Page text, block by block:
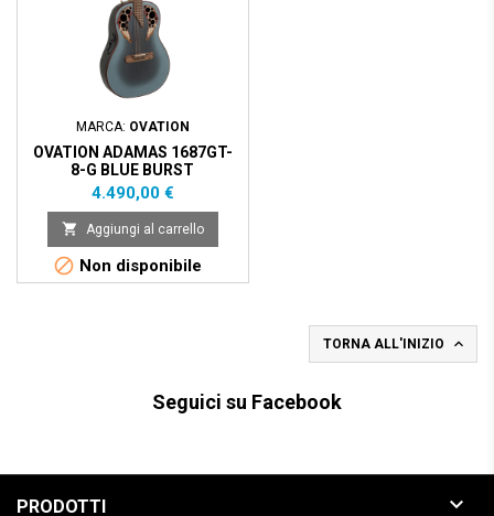
MARCA: OVATION
OVATION ADAMAS 1687GT-
8-G BLUE BURST
Prezzo
4.490,00 €
 Aggiungi al carrello
 Non disponibile
TORNA ALL'INIZIO 
Seguici su Facebook
PRODOTTI 